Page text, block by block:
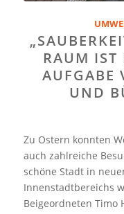
RAUM IST
AUFGABE
UND
Zu Ostern konnten
auch zahlreiche
schöne Stadt in
Innenstadtbereichs
Beigeordneten Timo